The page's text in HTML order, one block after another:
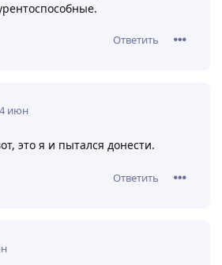
Ответить
4 июн
это я и пытался донести.
Ответить